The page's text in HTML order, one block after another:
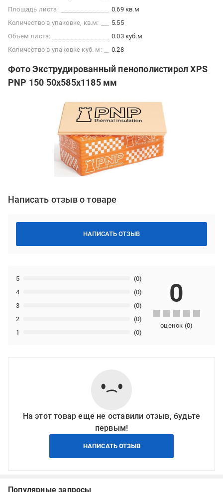
Площадь листа:
0.69 кв.м
Количество в упаковке, кв.м:
5.55
Объем листа:
0.03 куб.м
Количество в упаковке куб. м:
0.28
Фото Экструдированный пенополистирол XPS
PNP 150 50х585х1185 мм
Написать отзыв о товаре
НАПИСАТЬ ОТЗЫВ
1 (0)
2 (0)
3 (0)
4 (0)
5 (0)
0
оценок (0)
На этот товар еще не оставили отзыв, будьте
первым!
НАПИСАТЬ ОТЗЫВ
Популярные запросы